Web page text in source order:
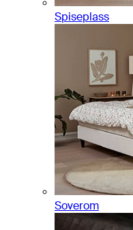
Spiseplass
Soverom